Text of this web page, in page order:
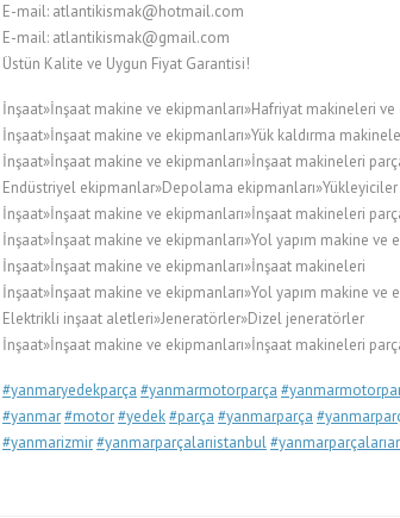
E-mail: atlantikismak@hotmail.com
E-mail: atlantikismak@gmail.com
Üstün Kalite ve Uygun Fiyat Garantisi!
İnşaat»İnşaat makine ve ekipmanları»Hafriyat makineleri
İnşaat»İnşaat makine ve ekipmanları»Yük kaldırma
İnşaat»İnşaat makine ve ekipmanları»İnşaat makineleri
Endüstriyel ekipmanlar»Depolama
İnşaat»İnşaat makine ve ekipmanları»İnşaat makineleri
İnşaat»İnşaat makine ve ekipmanları»Yol yapım makine ve
İnşaat»İnşaat makine ve ekipmanları»İnşaat makineleri
İnşaat»İnşaat makine ve ekipmanları»Yol yapım makine ve
Elektrikli inşaat aletleri»Jeneratörler»Dizel jeneratörler
İnşaat»İnşaat makine ve ekipmanları»İnşaat makineleri
#yanmaryedekparça #yanmarmotorparça
#yanmar#motor#yedek#parça #yanmarparça
#yanmarizmir#yanmarparçalarıistanbul